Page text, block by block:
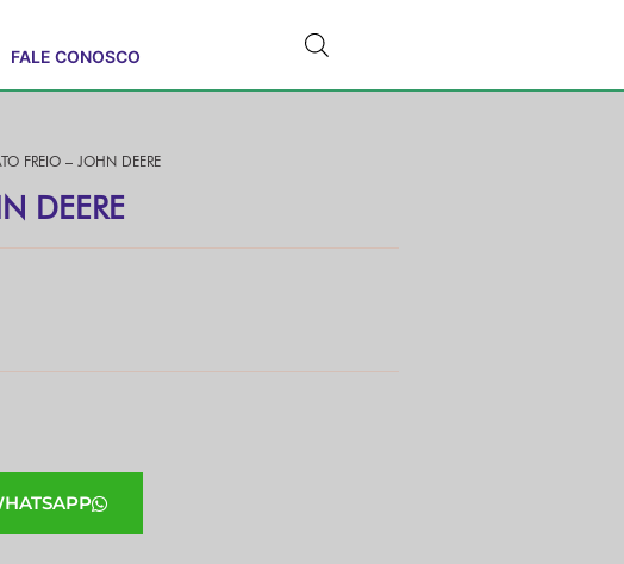
FALE CONOSCO
FREIO – JOHN DEERE
DEERE